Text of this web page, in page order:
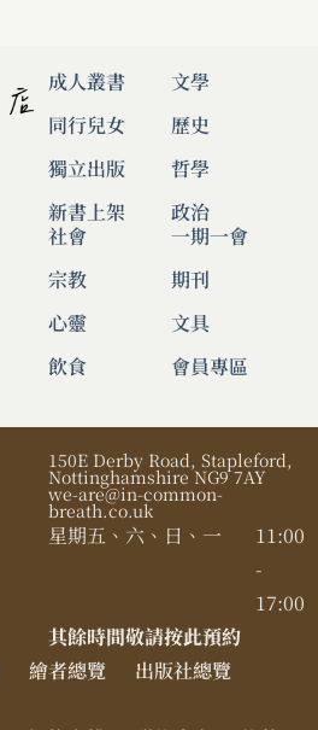
成人叢書
同行兒女
獨立出版
新書上架
文學
歷史
哲學
政治
社會
宗教
心靈
飲食
一期一會
期刊
文具
會員專區
150E Derby Road, Stapleford,
Nottinghamshire NG9 7AY
we-are@in-common-
breath.co.uk
星期五、六、日、一
11:00
-
17:00
其餘時間敬請按此預約
繪者總覽
出版社總覽